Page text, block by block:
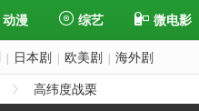
动漫 综艺 微电影
日本剧 欧美剧 海外剧
高纬度战栗